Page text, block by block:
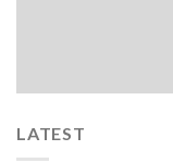
LATEST